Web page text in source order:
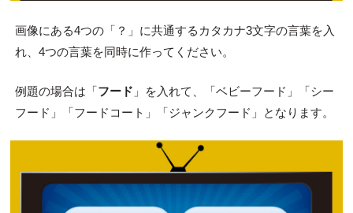
画像にある4つの「？」に共通するカタカナ3文字の言葉を入
れ、4つの言葉を同時に作ってください。
例題の場合は「フード 」を入れて、「ベビーフード」「シー
フード」「フードコート」「ジャンクフード」となります。